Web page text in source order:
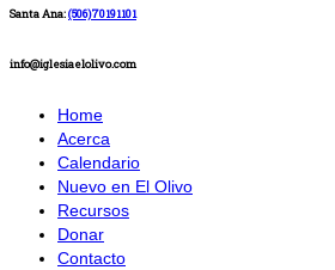
Santa Ana:(506)70191101
info@iglesiaelolivo.com
Home
Acerca
Calendario
Nuevo en El Olivo
Recursos
Donar
Contacto